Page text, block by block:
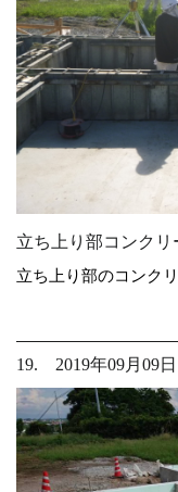
立ち上り部コンクリ
立ち上り部のコンク
19. 2019年09月09日